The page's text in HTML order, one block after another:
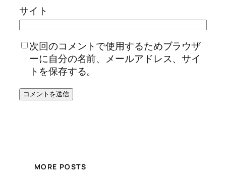
サイト
次回のコメントで使用するためブラウザ
ーに自分の名前、メールアドレス、サイ
トを保存する。
MORE POSTS